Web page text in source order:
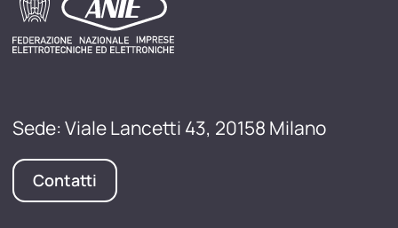
Sede: Viale Lancetti 43, 20158 Milano
Contatti